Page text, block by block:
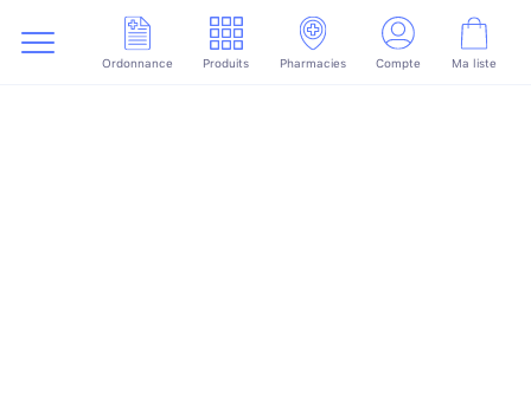
Ordonnance Produits Pharmacies Compte Ma liste